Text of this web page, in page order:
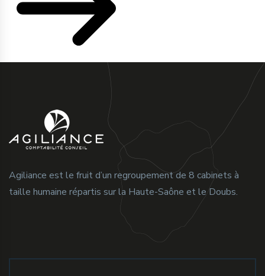
Agiliance est le fruit d’un regroupement de 8 cabinets à
taille humaine répartis sur la Haute-Saône et le Doubs.